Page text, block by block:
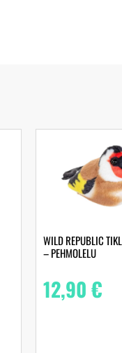
WILD REPUBLIC
– PEHMOLELU
12,90€